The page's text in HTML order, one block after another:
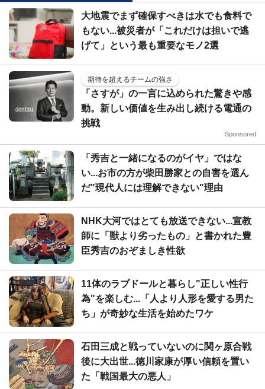
大地震でまず確保すべきは水でも食料で
もない...被災者が「これだけは担いで逃
げて」という最も重要なモノ2選
期待を超えるチームの強さ
「さすが」の一言に込められた驚きや感
動。新しい価値を生み出し続ける電通の
挑戦
Sponsored
「秀吉と一緒になるのがイヤ」ではな
い...お市の方が柴田勝家との自害を選ん
だ"現代人には理解できない"理由
NHK大河ではとても放送できない...宣教
師に「獣より劣ったもの」と書かれた豊
臣秀吉のおぞましき性欲
11体のラブドールと暮らし"正しい性行
為"を楽しむ...「人より人形を愛する男た
ち」が奇妙な生活を始めたワケ
石田三成と戦っていないのに関ヶ原合戦
後に大出世...徳川家康が厚い信頼を置い
た「戦国最大の悪人」